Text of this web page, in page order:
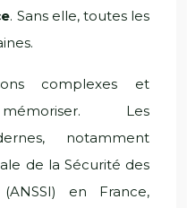
. Sans elle, toutes les
complexes et
Les
notamment
de la Sécurité des
en France,